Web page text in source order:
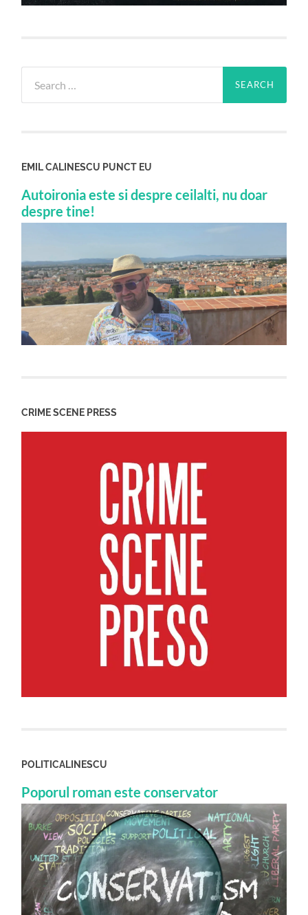
for:
EMIL CALINESCU PUNCT EU
Autoironia este si despre ceilalti, nu doar
despre tine!
CRIME SCENE PRESS
POLITICALINESCU
Poporul roman este conservator